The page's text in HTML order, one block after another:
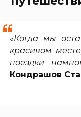
«Когда мы
красивом
поездки
Кондрашов